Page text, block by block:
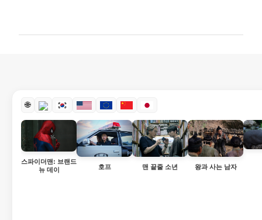
🌐
스파이더맨: 브랜드
뉴 데이
호프 맨 끝줄 소년 왕과 사는 남자